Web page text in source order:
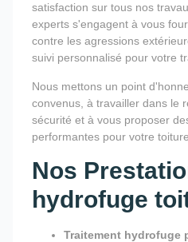
satisfaction sur tous nos
experts s'engagent à vous
contre les agressions
suivi personnalisé pour votre
Nous mettons un point
convenus, à travailler dans le
sécurité et à vous proposer
performantes pour votre toiture.
Nos
hydrofuge
Traitement hydrofuge